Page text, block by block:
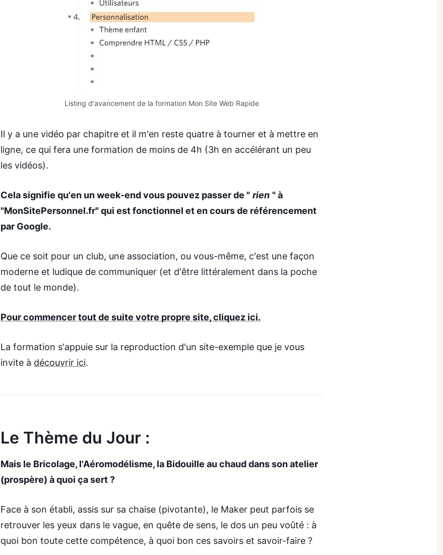
Listing d'avancement de la formation Mon Site Web Rapide
Il y a une vidéo par chapitre et il m'en reste quatre à tourner et à mettre en
ligne, ce qui fera une formation de moins de 4h (3h en accélérant un peu
les vidéos).
Cela signifie qu'en un week-end vous pouvez passer de " rien " à
"MonSitePersonnel.fr" qui est fonctionnel et en cours de référencement
par Google.
Que ce soit pour un club, une association, ou vous-même, c'est une façon
moderne et ludique de communiquer (et d'être littéralement dans la poche
de tout le monde).
Pour commencer tout de suite votre propre site, cliquez ici.
La formation s'appuie sur la reproduction d'un site-exemple que je vous
invite à découvrir ici.
Le Thème du Jour :
Mais le Bricolage, l'Aéromodélisme, la Bidouille au chaud dans son atelier
(prospère) à quoi ça sert ?
Face à son établi, assis sur sa chaise (pivotante), le Maker peut parfois se
retrouver les yeux dans le vague, en quête de sens, le dos un peu voûté : à
quoi bon toute cette compétence, à quoi bon ces savoirs et savoir-faire ?